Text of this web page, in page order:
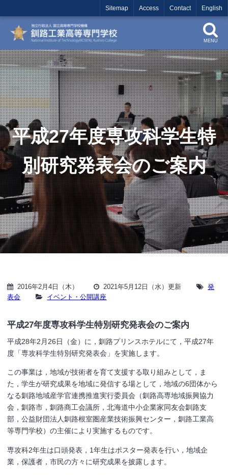
Sitemap Access Contact English
MENU
平成27年度専攻科学生特
別研究発表会のご案内
2016年2月4日（木） 2021年5月12日（水）更新
発
表会
イベント・公開講座
平成27年度専攻科学生特別研究発表会のご案内
平成28年2月26日（金）に，釧路プリンスホテルにて，平成27年
度「専攻科学生特別研究発表会」を実施します。
この事業は，地域が技術者を育て支援する取り組みとして，ま
た，学生が研究成果を地域に発信する場として，地域の6団体から
なる釧路地域産学官連携推進実行委員会（釧路高専地域振興協力
会，釧路市，釧路商工会議所，北海道中小企業家同友会釧路支
部，公益財団法人釧路根室圏産業技術振興センター，釧路工業高
等専門学校）の主催により実施するものです。
専攻科2年生は口頭発表，1年生はポスター発表を行い，地域企
業，保護者，市民の方々に研究成果を披露します。